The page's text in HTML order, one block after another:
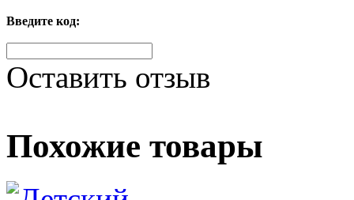
Введите код:
Оставить отзыв
Похожие товары